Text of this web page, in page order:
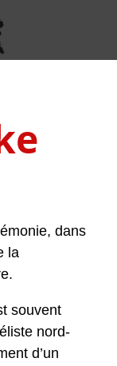
dans
la
souvent
nord-
d’un